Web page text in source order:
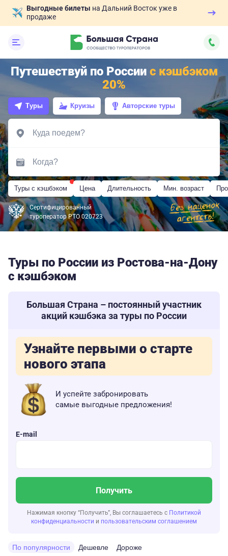
Выгодные билеты на Дальний Восток уже в
продаже
Путешествуй по России с кэшбэком
20%
Туры Круизы Авторские туры
Туры с кэшбэком Цена Длительность Мин. возраст
Сертифицированный
туроператор РТО 020723
Туры по России из Ростова-на-Дону
с кэшбэком
Большая Страна – постоянный участник
акций кэшбэка за туры по России
Узнайте первыми о старте
нового этапа
И успейте забронировать
самые выгодные предложения!
E-mail
Получить
Нажимая кнопку “Получить”, Вы соглашаетесь с Политикой
конфиденциальности и пользовательским соглашением
По популярности Дешевле Дороже